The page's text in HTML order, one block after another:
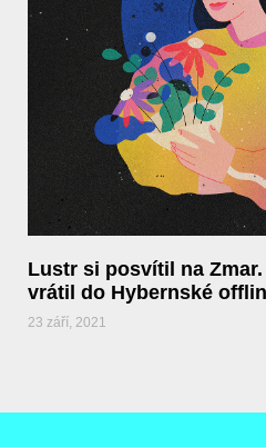
Lustr si posvítil na
vrátil do Hybernské
23 září, 2021